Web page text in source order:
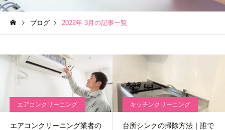
ング
キッチンクリ
雑巾が向いていない掃除場
汚れを広げる理由と正しい
掃除方法
年1回は必ず掃除したい
危険な家の汚れと家庭
ブログ 2022年 3月の記事一覧
エアコンクリーニング
エアコンクリーニング業者の
キッチンクリーニング
台所シンクの掃除方法｜誰で